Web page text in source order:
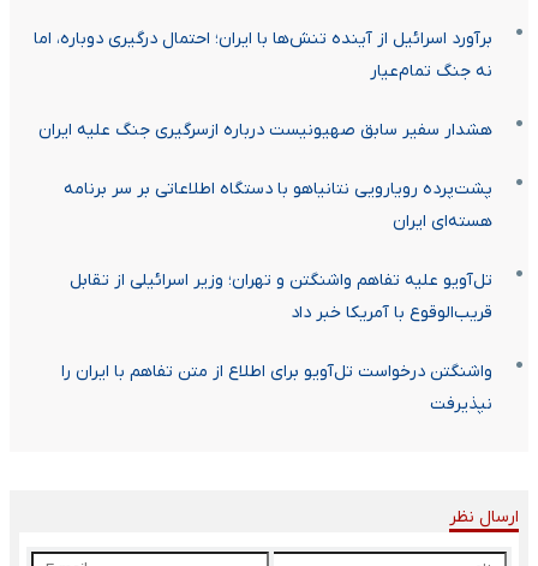
برآورد اسرائیل از آینده تنش‌ها با ایران؛ احتمال درگیری دوباره، اما
نه جنگ تمام‌عیار
هشدار سفیر سابق صهیونیست درباره ازسرگیری جنگ علیه ایران
پشت‌پرده رویارویی نتانیاهو با دستگاه اطلاعاتی بر سر برنامه
هسته‌ای ایران
تل‌آویو علیه تفاهم واشنگتن و تهران؛ وزیر اسرائیلی از تقابل
قریب‌الوقوع با آمریکا خبر داد
واشنگتن درخواست تل‌آویو برای اطلاع از متن تفاهم با ایران را
نپذیرفت
ارسال نظر